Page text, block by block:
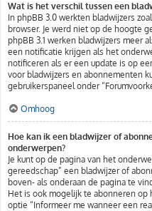
Wat is het verschil tussen een
In phpBB 3.0 werkten bladwijzers
browser. Je werd niet op de hoogte
phpBB 3.1 werken bladwijzers meer
een notificatie krijgen als het
notificeren als er een update is op
voor bladwijzers en abonnementen
gebruikerspaneel onder
Omhoog
Hoe kan ik een bladwijzer of
onderwerpen?
Je kunt op de pagina van het
gereedschap” een bladwijzer of
boven- als onderaan de pagina te
Het is ook mogelijk te abonneren
optie “Informeer me wanneer een